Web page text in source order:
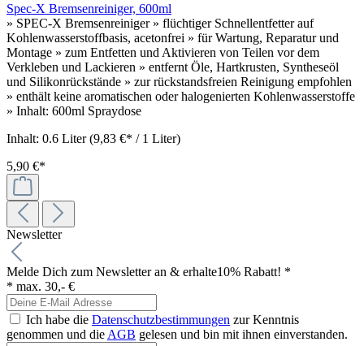
Spec-X Bremsenreiniger, 600ml
» SPEC-X Bremsenreiniger » flüchtiger Schnellentfetter auf
Kohlenwasserstoffbasis, acetonfrei » für Wartung, Reparatur und
Montage » zum Entfetten und Aktivieren von Teilen vor dem
Verkleben und Lackieren » entfernt Öle, Hartkrusten, Syntheseöl
und Silikonrückstände » zur rückstandsfreien Reinigung empfohlen
» enthält keine aromatischen oder halogenierten Kohlenwasserstoffe
» Inhalt: 600ml Spraydose
Inhalt: 0.6 Liter(9,83 €* / 1 Liter)
5,90 €*
Newsletter
Melde Dich zum Newsletter an & erhalte10% Rabatt! *
* max. 30,- €
Ich habe die Datenschutzbestimmungen zur Kenntnis
genommen und die AGB gelesen und bin mit ihnen einverstanden.